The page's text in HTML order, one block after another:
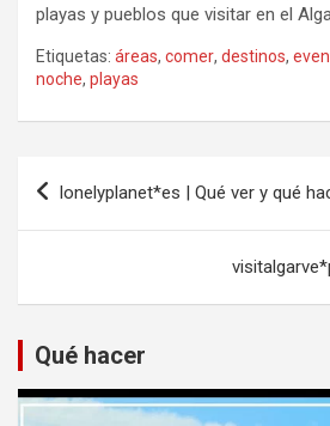
playas y pueblos que visitar en el
Etiquetas: áreas, comer, destinos,
noche, playas
Navegación
lonelyplanet*es | Qué ver y qué
Qué hacer